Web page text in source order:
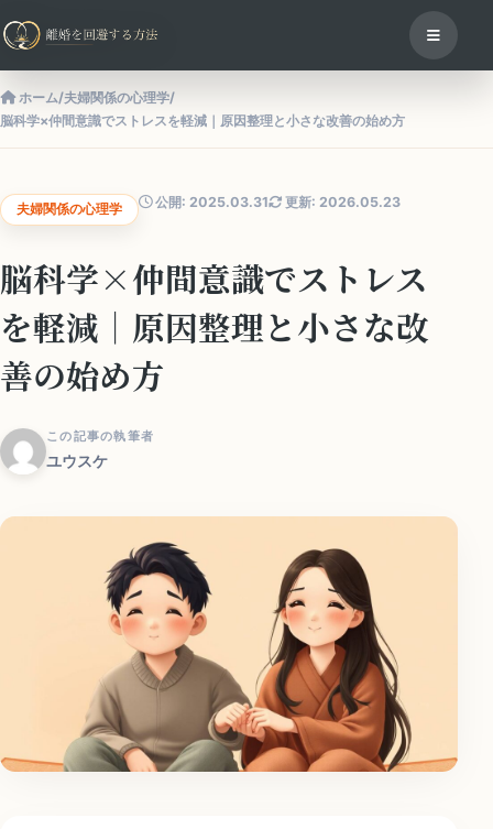
ホーム/夫婦関係の心理学/
脳科学×仲間意識でストレスを軽減｜原因整理と小さな改善の始め方
夫婦関係の心理学 公開: 2025.03.31 更新: 2026.05.23
脳科学×仲間意識でストレス
を軽減｜原因整理と小さな改
善の始め方
この記事の執筆者
ユウスケ